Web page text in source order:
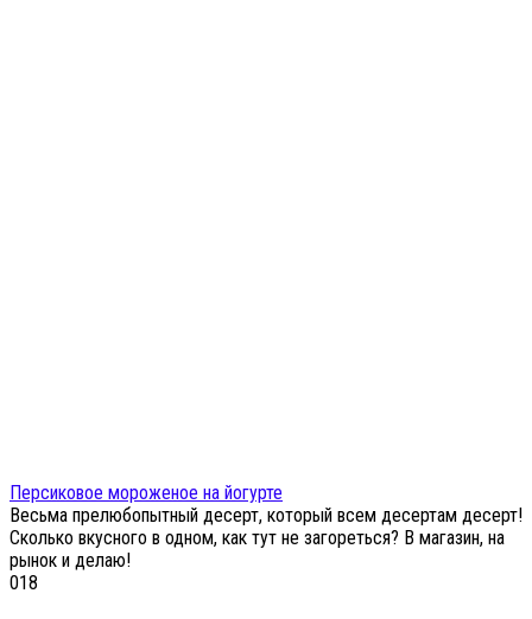
Персиковое мороженое на йогурте
Весьма прелюбопытный десерт, который всем десертам десерт!
Сколько вкусного в одном, как тут не загореться? В магазин, на
рынок и делаю!
018